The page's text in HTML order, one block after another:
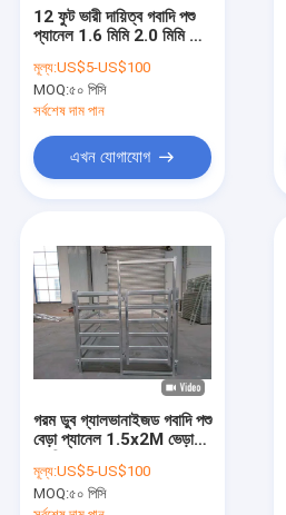
ভিআর শো
আমাদের সম্বন্ধে
12 ফুট ভারী দায়িত্ব গবাদি পশু
প্যানেল 1.6 মিমি 2.0 মিমি ধাতু
মূল্য:US$5-US$100
MOQ:৫০ পিসি
সর্বশেষ দাম পান
এখন যোগাযোগ
গরম ডুব গ্যালভানাইজড গবাদি পশু
বেড়া প্যানেল 1.5x2M ভেড়া
মূল্য:US$5-US$100
MOQ:৫০ পিসি